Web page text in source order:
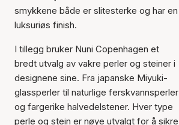
smykkene både er slitesterke og har en
luksuriøs finish.
I tillegg bruker Nuni Copenhagen et
bredt utvalg av vakre perler og steiner i
designene sine. Fra japanske Miyuki-
glassperler til naturlige ferskvannsperler
og fargerike halvedelstener. Hver type
perle og stein er nøye utvalgt for å sikre